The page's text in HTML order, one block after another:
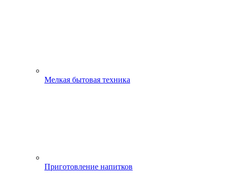
Мелкая бытовая техника
Приготовление напитков